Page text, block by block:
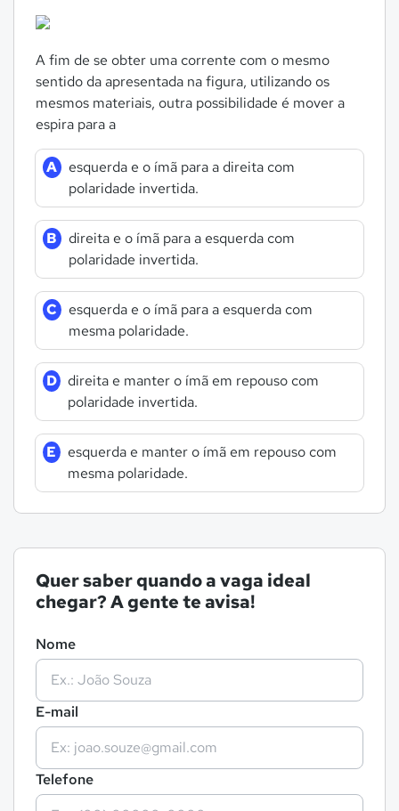
A fim de se obter uma corrente com o mesmo
sentido da apresentada na figura, utilizando os
mesmos materiais, outra possibilidade é mover a
espira para a
A
esquerda e o ímã para a direita com
polaridade invertida.
B
direita e o ímã para a esquerda com
polaridade invertida.
C
esquerda e o ímã para a esquerda com
mesma polaridade.
D direita e manter o ímã em repouso com
polaridade invertida.
E
esquerda e manter o ímã em repouso com
mesma polaridade.
Quer saber quando a vaga ideal
chegar? A gente te avisa!
Nome
E-mail
Telefone